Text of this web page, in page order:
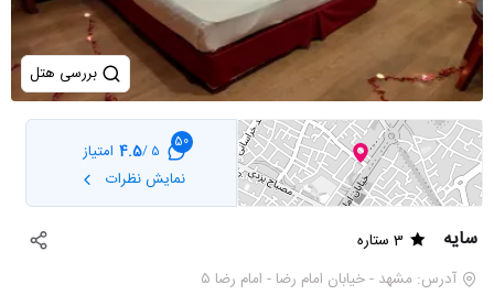
بررسی هتل
50
5 /
4.5 امتیاز
نمایش نظرات
سایه
3 ستاره
آدرس: مشهد - خیابان امام رضا - امام رضا ۵